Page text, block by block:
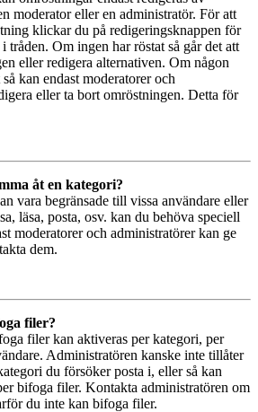
moderator eller en administratör. För att
klickar du på redigeringsknappen för
tråden. Om ingen har röstat så går det att
eller redigera alternativen. Om någon
kan endast moderatorer och
eller ta bort omröstningen. Detta för
åt en kategori?
vara begränsade till vissa användare eller
läsa, posta, osv. kan du behöva speciell
moderatorer och administratörer kan ge
dem.
filer?
filer kan aktiveras per kategori, per
Administratören kanske inte tillåter
du försöker posta i, eller så kan
bifoga filer. Kontakta administratören om
du inte kan bifoga filer.